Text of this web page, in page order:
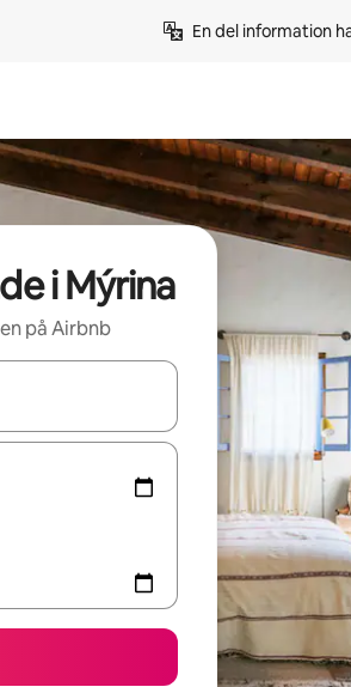
En del information
i Mýrina
på Airbnb
du navigera med upp- och nedåtpilarna